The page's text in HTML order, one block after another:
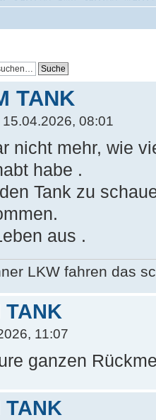
TANK
15.04.2026, 08:01
nicht mehr, wie
habe .
Tank zu
aus .
LKW fahren das
TANK
11:07
ganzen
TANK